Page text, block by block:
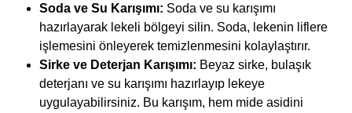
Soda ve Su Karışımı: Soda ve su karışımı
hazırlayarak lekeli bölgeyi silin. Soda, lekenin liflere
işlemesini önleyerek temizlenmesini kolaylaştırır.
Sirke ve Deterjan Karışımı: Beyaz sirke, bulaşık
deterjanı ve su karışımı hazırlayıp lekeye
uygulayabilirsiniz. Bu karışım, hem mide asidini